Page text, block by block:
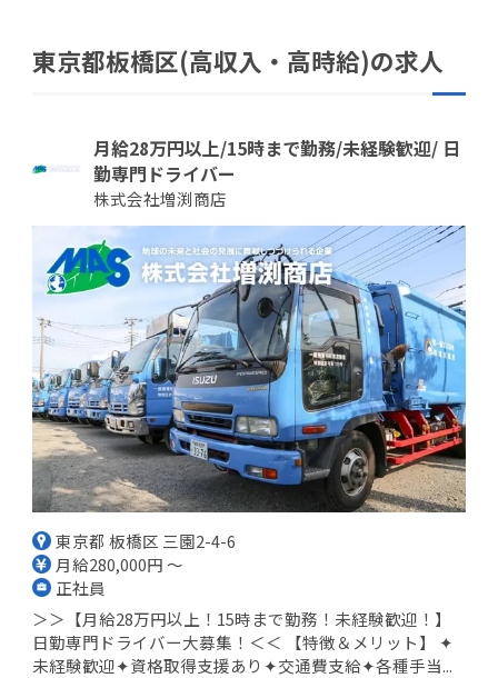
東京都板橋区(高収入・高時給)の求人
月給28万円以上/15時まで勤務/未経験歓迎/ 日
勤専門ドライバー
株式会社増渕商店
東京都 板橋区 三園2-4-6
月給280,000円 ～
正社員
＞＞【月給28万円以上！15時まで勤務！未経験歓迎！】
日勤専門ドライバー大募集！＜＜ 【特徴＆メリット】 ✦
未経験歓迎✦資格取得支援あり✦交通費支給✦各種手当...